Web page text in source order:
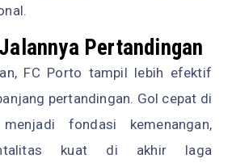
Pertandingan
FC Porto tampil lebih efektif
pertandingan. Gol cepat di
fondasi kemenangan,
kuat di akhir laga